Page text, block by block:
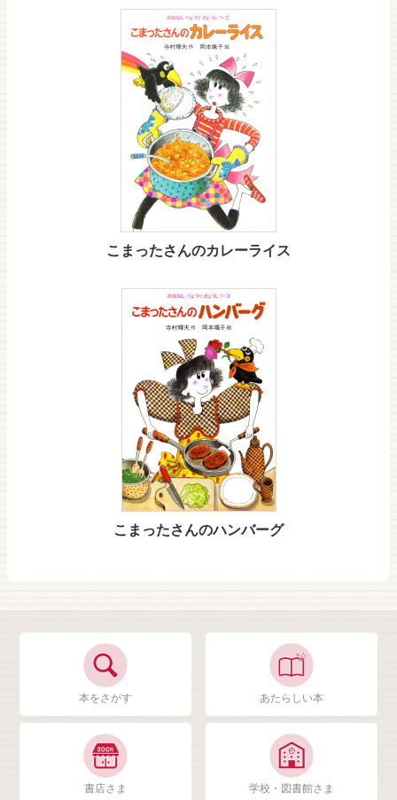
こまったさんのカレーライス
こまったさんのハンバーグ
本をさがす あたらしい本
書店さま 学校・図書館さま